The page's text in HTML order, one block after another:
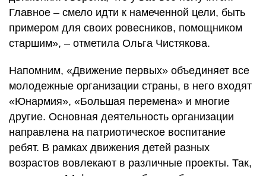
Главное – смело идти к намеченной цели, быть
примером для своих ровесников, помощником
старшим», – отметила Ольга Чистякова.
Напомним, «Движение первых» объединяет все
молодежные организации страны, в него входят
«Юнармия», «Большая перемена» и многие
другие. Основная деятельность организации
направлена на патриотическое воспитание
ребят. В рамках движения детей разных
возрастов вовлекают в различные проекты. Так,